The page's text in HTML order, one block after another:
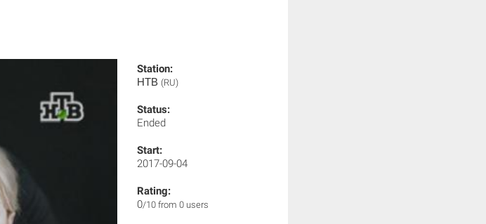
Station:
НТВ (RU)
Status:
Ended
Start:
2017-09-04
Rating:
0/10 from 0 users